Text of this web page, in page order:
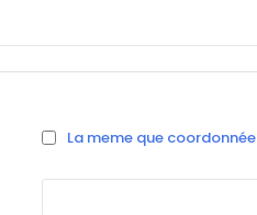
La meme que coordonnée